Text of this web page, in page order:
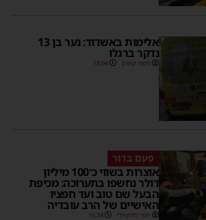
אלימות באשדוד: נער בן 13
נדקר ברגלו
משה קאהן 18:04
פעם בדור
אוצרות בשווי כ־100 מיליון
דולר נחשפו בתערוכה: מכיפת
הבעל שם טוב ועד חפציו
האישיים של הרב עובדיה
יוסי יחזקאלי 16:34